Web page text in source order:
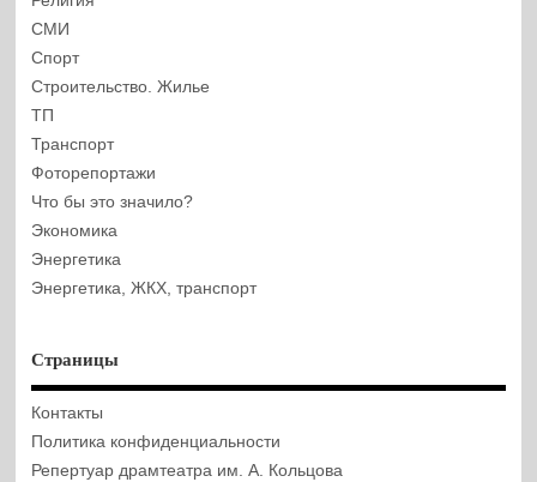
СМИ
Спорт
Строительство. Жилье
ТП
Транспорт
Фоторепортажи
Что бы это значило?
Экономика
Энергетика
Энергетика, ЖКХ, транспорт
Страницы
Контакты
Политика конфиденциальности
Репертуар драмтеатра им. А. Кольцова